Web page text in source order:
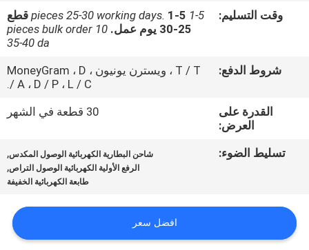
اتصل
خريطة
الموقع
الخصوصية
وقت التسليم:
1-5 pieces 25-30 working days.
1-5 قطع
25-30 يوم عمل.
10 pieces bulk order
35-40 da
شروط الدفع:
T / T ، ويسترن يونيون ، MoneyGram ، D
/ A ، D / P ، L / C.
القدرة على
العرض:
30 قطعة في الشهر
تسليط الضوء: شاحن البطارية الكهربائية الوصول المكدس,
الرفع الأولية الكهربائية الوصول التراص,
طابعة الكهربائية الخفيفة
افضل سعر